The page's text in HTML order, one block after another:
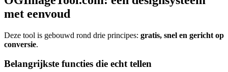
met eenvoud
Deze tool is gebouwd rond drie principes: gratis, snel en gericht op
conversie.
Belangrijkste functies die echt tellen